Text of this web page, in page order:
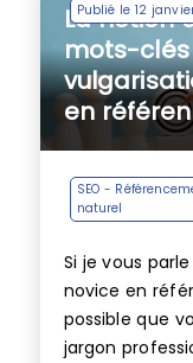
Publié le 12
La notion
mots-clés
en
SEO -
naturel
Si je vous
novice en
possible que
jargon